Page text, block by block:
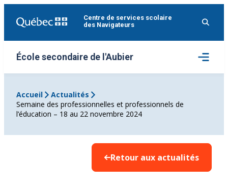
Centre de services scolaire
des Navigateurs
École secondaire de l'Aubier
Ouvrir
le
menu
Accueil
Actualités
Semaine des professionnelles et professionnels de
l’éducation – 18 au 22 novembre 2024
Retour aux actualités